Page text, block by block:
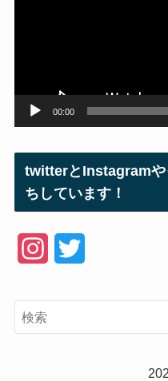
00:00
twitterとInstagramや
ちしています！